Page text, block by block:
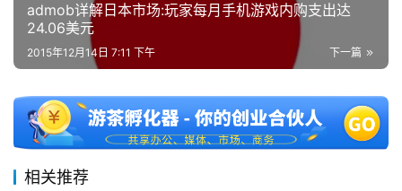
2
5
第
届
admob详解日本市场:玩家每月手机游戏内购支出达
24.06美元
下一篇
2015年12月14日 7:11 下午
相关推荐